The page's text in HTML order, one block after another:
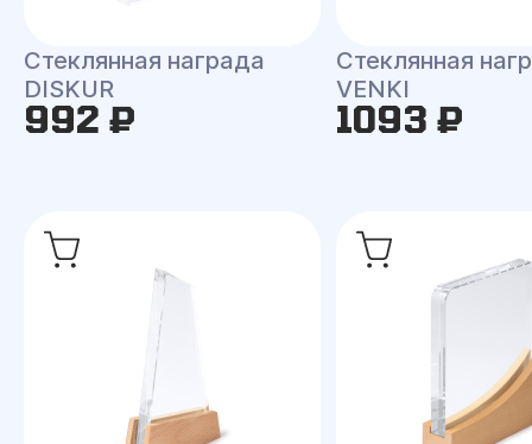
Стеклянная награда
DISKUR
992 ₽
Стеклянная
VENKI
1093 ₽